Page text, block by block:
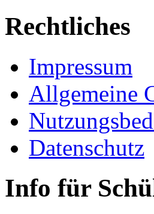
Rechtliches
Impressum
Allgemeine
Datenschutz
Info für